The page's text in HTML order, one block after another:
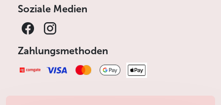
Soziale Medien
Zahlungsmethoden